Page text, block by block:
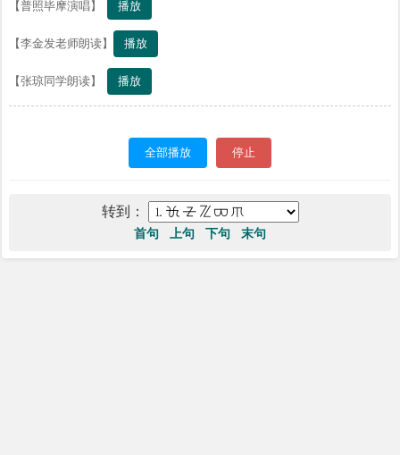
【普照毕摩演唱】 播放
【李金发老师朗读】 播放
【张琼同学朗读】 播放
全部播放 停止
转到：
首句 上句 下句 末句